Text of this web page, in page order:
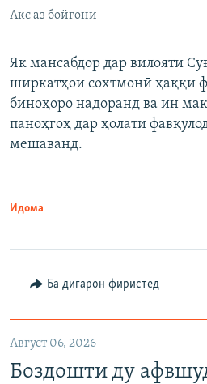
Акс аз бойгонӣ
Як мансабдор дар вилояти
ширкатҳои сохтмонӣ ҳаққи
биноҳоро надоранд ва ин
паноҳгоҳ дар ҳолати
мешаванд.
Идома
Ба дигарон фиристед
Август 06, 2026
Боздошти ду